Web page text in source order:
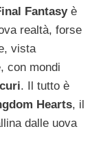
Fantasyè
realtà, forse
vista
con mondi
. Il tutto è
Hearts, il
dalle uova